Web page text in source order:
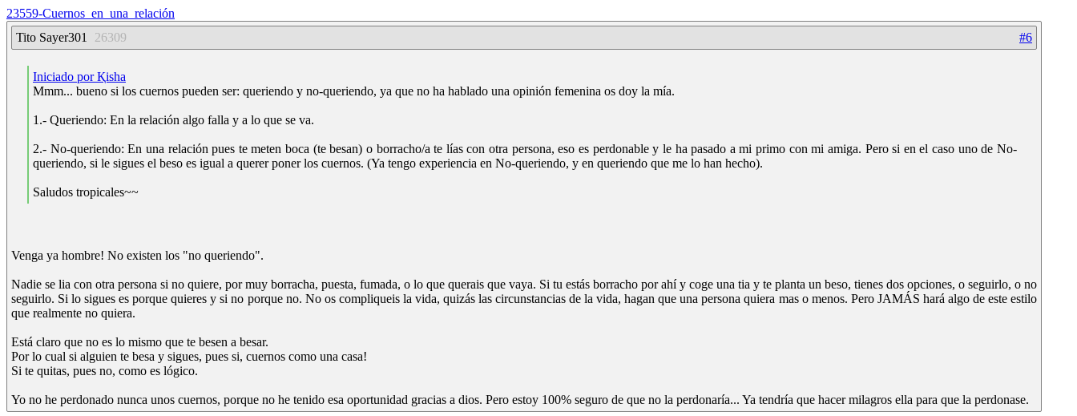
23559-Cuernos_en_una_relación
#6
Tito Sayer301 26309
Iniciado por Қisha
Mmm... bueno si los cuernos pueden ser: queriendo y no-queriendo, ya que no ha hablado una opinión femenina os doy la mía.
1.- Queriendo: En la relación algo falla y a lo que se va.
2.- No-queriendo: En una relación pues te meten boca (te besan) o borracho/a te lías con otra persona, eso es perdonable y le ha pasado a mi primo con mi amiga. Pero si en el caso uno de No-
queriendo, si le sigues el beso es igual a querer poner los cuernos. (Ya tengo experiencia en No-queriendo, y en queriendo que me lo han hecho).
Saludos tropicales~~
Venga ya hombre! No existen los "no queriendo".
Nadie se lia con otra persona si no quiere, por muy borracha, puesta, fumada, o lo que querais que vaya. Si tu estás borracho por ahí y coge una tia y te planta un beso, tienes dos opciones, o seguirlo, o no
seguirlo. Si lo sigues es porque quieres y si no porque no. No os compliqueis la vida, quizás las circunstancias de la vida, hagan que una persona quiera mas o menos. Pero JAMÁS hará algo de este estilo
que realmente no quiera.
Está claro que no es lo mismo que te besen a besar.
Por lo cual si alguien te besa y sigues, pues si, cuernos como una casa!
Si te quitas, pues no, como es lógico.
Yo no he perdonado nunca unos cuernos, porque no he tenido esa oportunidad gracias a dios. Pero estoy 100% seguro de que no la perdonaría... Ya tendría que hacer milagros ella para que la perdonase.